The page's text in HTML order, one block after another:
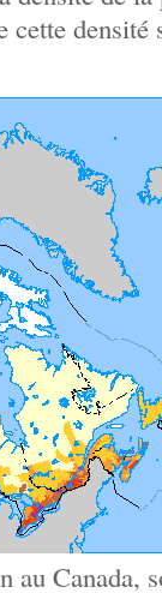
cette
au Canada,